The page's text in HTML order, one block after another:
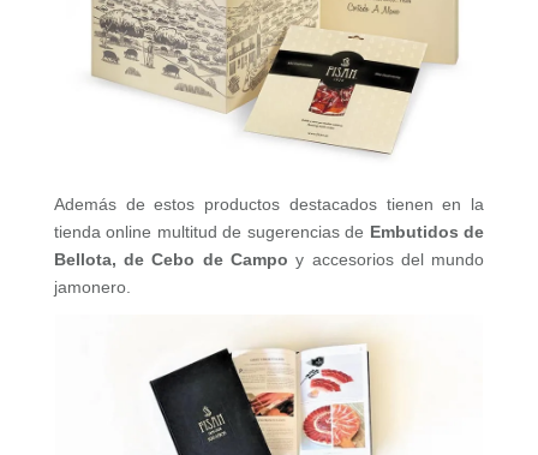
Además de estos productos destacados tienen en la
tienda online multitud de sugerencias de Embutidos de
Bellota, de Cebo de Campo y accesorios del mundo
jamonero.